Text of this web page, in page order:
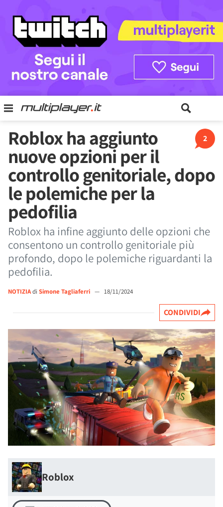
2
Roblox ha aggiunto
nuove opzioni per il
controllo genitoriale, dopo
le polemiche per la
pedofilia
Roblox ha infine aggiunto delle opzioni che
consentono un controllo genitoriale più
profondo, dopo le polemiche riguardanti la
pedofilia.
NOTIZIAdi Simone Tagliaferri — 18/11/2024
CONDIVIDI
Roblox